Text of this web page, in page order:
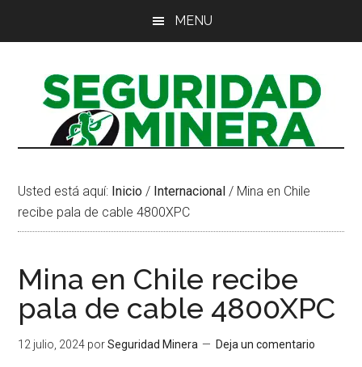
principal
MENU
Usted está aquí: Inicio / Internacional / Mina en Chile
recibe pala de cable 4800XPC
Mina en Chile recibe
pala de cable 4800XPC
12 julio, 2024 porSeguridad Minera Deja un comentario